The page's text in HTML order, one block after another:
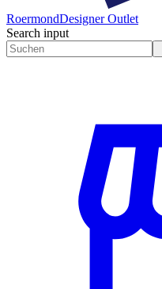
RoermondDesigner Outlet
Search input